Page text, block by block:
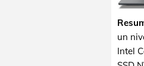
un
Intel